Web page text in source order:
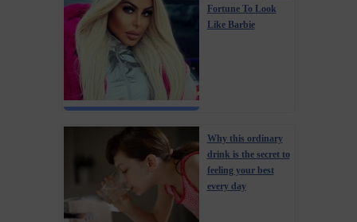
Fortune To Look
Like Barbie
Why this ordinary
drink is the secret to
feeling your best
every day